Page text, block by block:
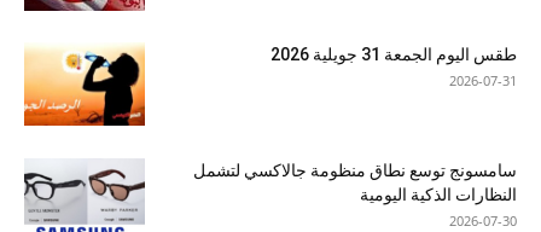
طقس اليوم الجمعة 31 جويلية 2026
2026-07-31
سامسونج توسع نطاق منظومة جالاكسي لتشمل
النظارات الذكية اليومية
2026-07-30